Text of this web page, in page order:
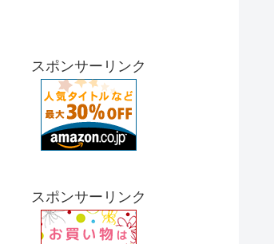
スポンサーリンク
スポンサーリンク